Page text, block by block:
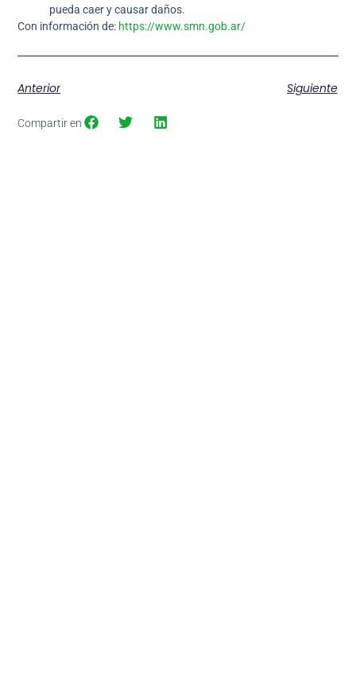
pueda caer y causar daños.
Con información de: https://www.smn.gob.ar/
Anterior Siguiente
Compartir en